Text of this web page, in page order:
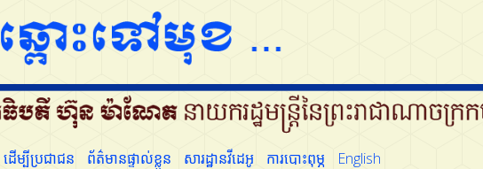
ដើម្បីប្រជាជន ព័ត៌មានផ្ទាល់ខ្លួន សារដ្ឋានវីដេអូ ការបោះពុម្ភ English
ក្រុមអ្នកនាំពាក្យ ដើម្បីប្រជាជន ព័ត៌មានផ្ទាល់ខ្លួន